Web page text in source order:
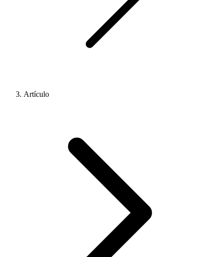
Artículo